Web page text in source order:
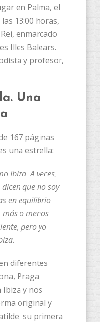
en Palma, el
13:00 horas,
enmarcado
Illes Balears.
y profesor,
Una
167 páginas
una estrella:
Ibiza. A veces,
que no soy
en equilibrio
más o menos
pero yo
diferentes
Praga,
y nos
original y
su primera